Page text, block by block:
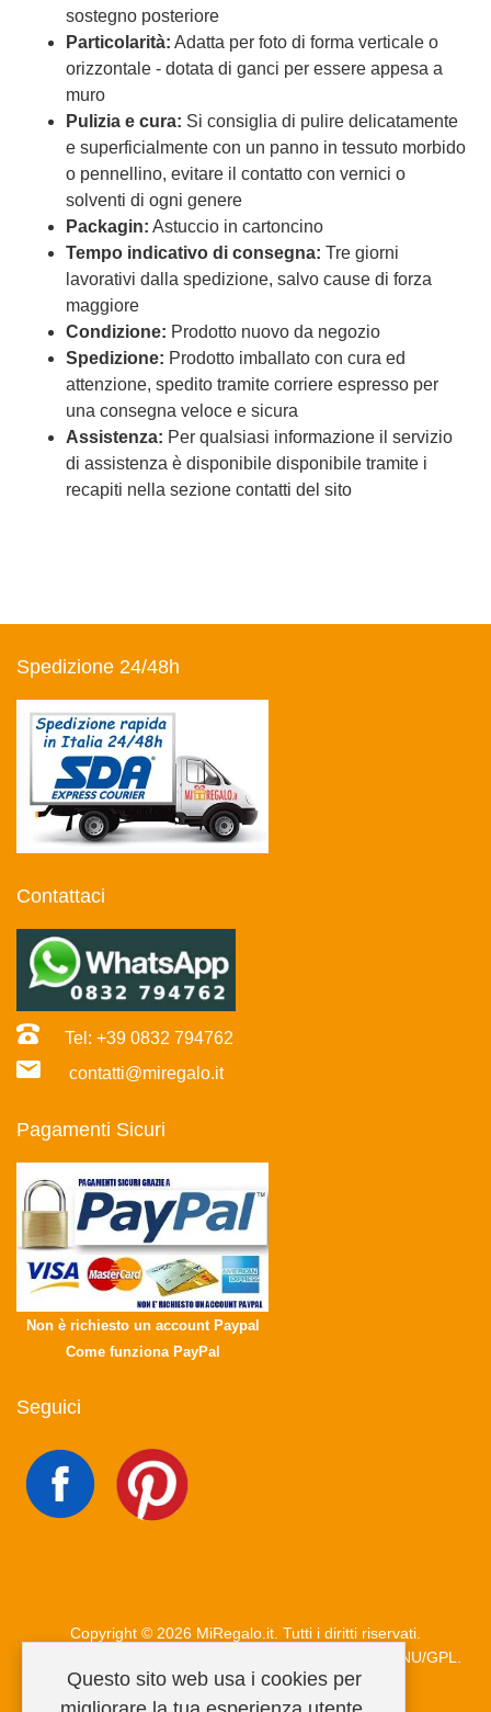
sostegno posteriore
Particolarità: Adatta per foto di forma verticale o
orizzontale - dotata di ganci per essere appesa a
muro
Pulizia e cura: Si consiglia di pulire delicatamente
e superficialmente con un panno in tessuto morbido
o pennellino, evitare il contatto con vernici o
solventi di ogni genere
Packagin: Astuccio in cartoncino
Tempo indicativo di consegna: Tre giorni
lavorativi dalla spedizione, salvo cause di forza
maggiore
Condizione: Prodotto nuovo da negozio
Spedizione: Prodotto imballato con cura ed
attenzione, spedito tramite corriere espresso per
una consegna veloce e sicura
Assistenza: Per qualsiasi informazione il servizio
di assistenza è disponibile disponibile tramite i
recapiti nella sezione contatti del sito
Spedizione 24/48h
Contattaci
Tel: +39 0832 794762
contatti@miregalo.it
Pagamenti Sicuri
Non è richiesto un account Paypal
Come funziona PayPal
Seguici
Copyright © 2026 MiRegalo.it. Tutti i diritti riservati.
licenza GNU/GPL.
Questo sito web usa i cookies per